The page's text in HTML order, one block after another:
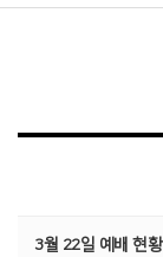
3월 22일 예배 현황